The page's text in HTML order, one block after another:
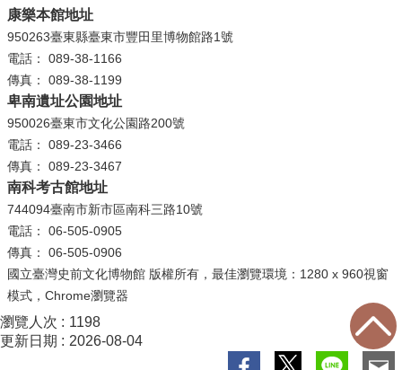
區
友
善
措
施
服
務
服
信
箱
網
站
導
康樂本館地址
950263臺東縣臺東市豐田里博物館路1號
電話： 089-38-1166
傳真： 089-38-1199
卑南遺址公園地址
950026臺東市文化公園路200號
電話： 089-23-3466
傳真： 089-23-3467
南科考古館地址
744094臺南市新市區南科三路10號
電話： 06-505-0905
傳真： 06-505-0906
國立臺灣史前文化博物館 版權所有，最佳瀏覽環境：1280 x 960視窗
模式，Chrome瀏覽器
瀏覽人次
1198
更新日期
2026-08-04